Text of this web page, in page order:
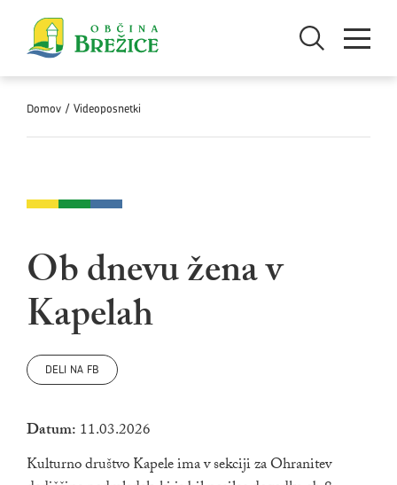
Odpri iskanjeOdpri meni
Domov / Videoposnetki
Ob dnevu žena v
Kapelah
DELI NA FB
Datum: 11.03.2026
Kulturno društvo Kapele ima v sekciji za Ohranitev